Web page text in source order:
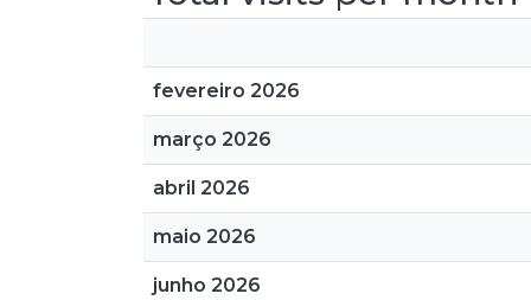
fevereiro 2026
março 2026
abril 2026
maio 2026
junho 2026